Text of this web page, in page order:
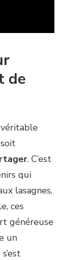
de
véritable
. C’est
qui
lasagnes,
ces
généreuse
un